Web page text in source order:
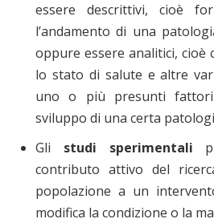
essere descrittivi, cioè
l’andamento di una
oppure essere analitici, cioè
lo stato di salute e altre
uno o più presunti
sviluppo di una certa
Gli studi sperimentali
contributo attivo del
popolazione a un
modifica la condizione o la